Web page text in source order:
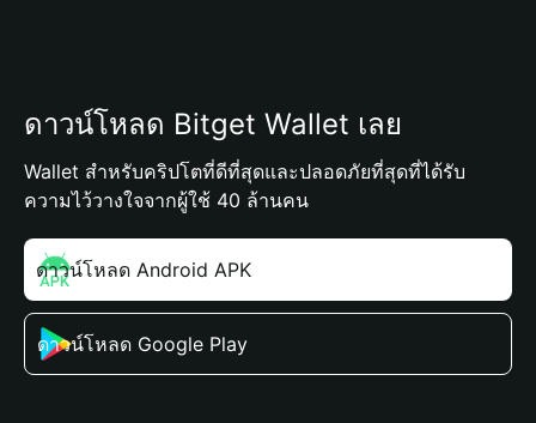
ดาวน์โหลด Bitget Wallet เลย
Wallet สำหรับคริปโตที่ดีที่สุดและปลอดภัยที่สุดที่ได้รับ
ความไว้วางใจจากผู้ใช้ 40 ล้านคน
ดาวน์โหลด Android APK
ดาวน์โหลด Google Play